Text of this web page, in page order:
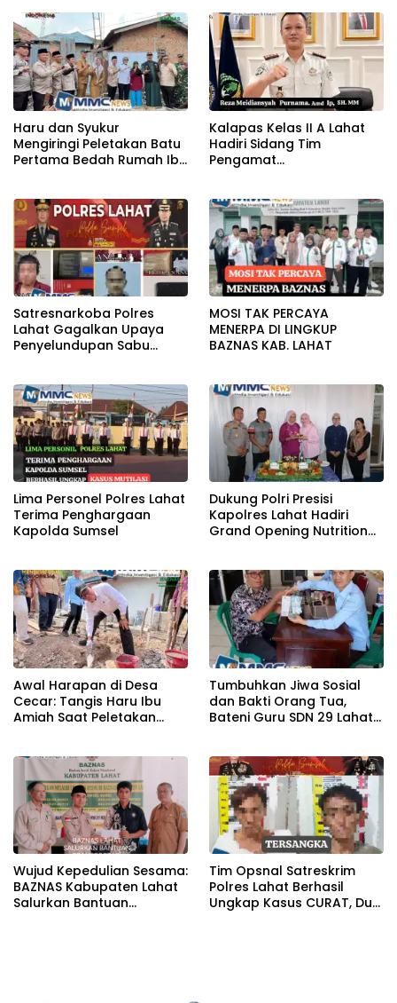
Haru dan Syukur
Mengiringi Peletakan Batu
Pertama Bedah Rumah Ibu
Kalapas Kelas II A Lahat
Hadiri Sidang Tim
Pengamat
DirJenPas Sumsel Dan
Bapas Kelas II Lahat
Satresnarkoba Polres
Lahat Gagalkan Upaya
Penyelundupan Sabu
MOSI TAK PERCAYA
MENERPA DI LINGKUP
BAZNAS KAB. LAHAT
Lima Personel Polres Lahat
Terima Penghargaan
Kapolda Sumsel
Dukung Polri Presisi
Kapolres Lahat Hadiri
Grand Opening Nutrition
Awal Harapan di Desa
Cecar: Tangis Haru Ibu
Amiah Saat Peletakan
Tumbuhkan Jiwa Sosial
dan Bakti Orang Tua,
Bateni Guru SDN 29 Lahat
Wujud Kepedulian Sesama:
BAZNAS Kabupaten Lahat
Salurkan Bantuan
Tim Opsnal Satreskrim
Polres Lahat Berhasil
Ungkap Kasus CURAT, Dua